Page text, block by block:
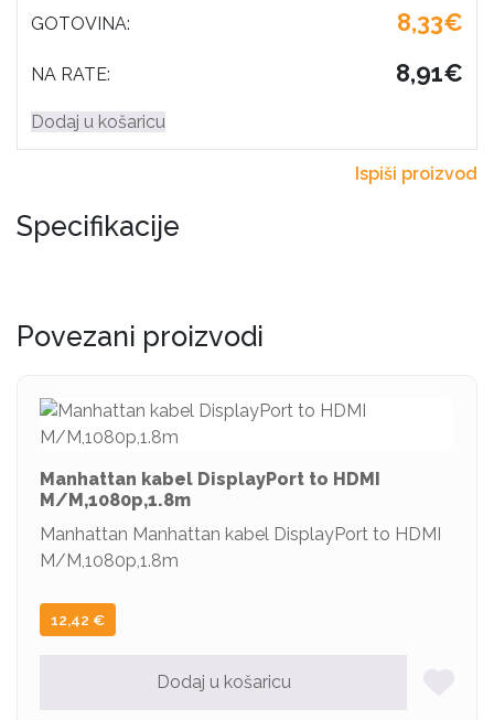
GOTOVINA: 8,33€
NA RATE: 8,91€
Dodaj u košaricu
Ispiši proizvod
Specifikacije
Povezani proizvodi
Manhattan kabel DisplayPort to HDMI
M/M,1080p,1.8m
Manhattan Manhattan kabel DisplayPort to HDMI
M/M,1080p,1.8m
12,42 €
Dodaj u košaricu